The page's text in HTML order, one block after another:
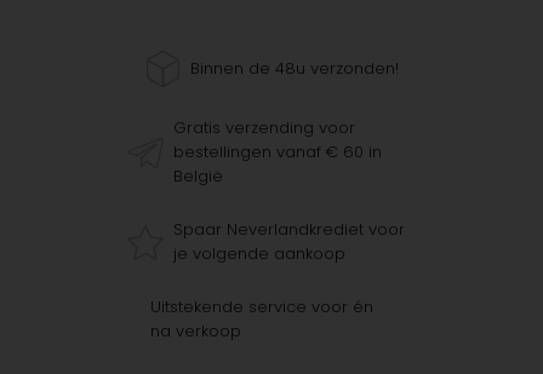
Binnen de 48u verzonden!
Gratis verzending voor
bestellingen vanaf € 60 in
België
Spaar Neverlandkrediet voor
je volgende aankoop
Uitstekende service voor én
na verkoop